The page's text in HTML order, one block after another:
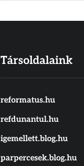
Társoldalaink
reformatus.hu
refdunantul.hu
igemellett.blog.hu
parpercesek.blog.hu